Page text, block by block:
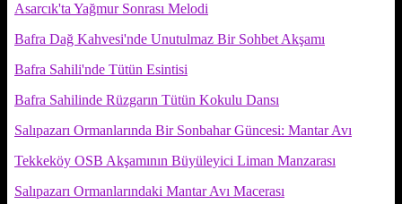
Asarcık'ta Yağmur Sonrası Melodi
Bafra Dağ Kahvesi'nde Unutulmaz Bir Sohbet Akşamı
Bafra Sahili'nde Tütün Esintisi
Bafra Sahilinde Rüzgarın Tütün Kokulu Dansı
Salıpazarı Ormanlarında Bir Sonbahar Güncesi: Mantar Avı
Tekkeköy OSB Akşamının Büyüleyici Liman Manzarası
Salıpazarı Ormanlarındaki Mantar Avı Macerası